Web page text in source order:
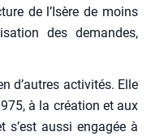
de l’I­sère de moins
des demandes,
d’autres acti­vi­tés. Elle
à la créa­tion et aux
s’est aus­si enga­gée à